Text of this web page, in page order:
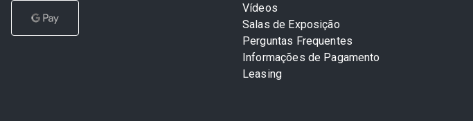
Vídeos
Salas de Exposição
Perguntas Frequentes
Informações de Pagamento
Leasing